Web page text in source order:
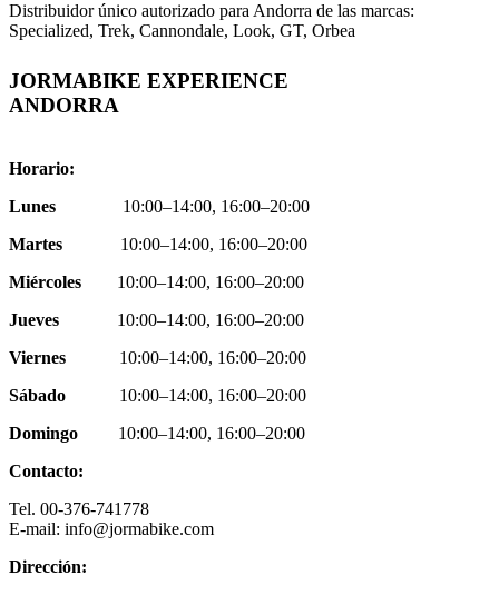
Distribuidor único autorizado para Andorra de las marcas:
Specialized, Trek, Cannondale, Look, GT, Orbea
JORMABIKE EXPERIENCE
ANDORRA
Horario:
Lunes
10:00–14:00, 16:00–20:00
Martes
10:00–14:00, 16:00–20:00
Miércoles
10:00–14:00, 16:00–20:00
Jueves
10:00–14:00, 16:00–20:00
Viernes
10:00–14:00, 16:00–20:00
Sábado
10:00–14:00, 16:00–20:00
Domingo
10:00–14:00, 16:00–20:00
Contacto:
Tel. 00-376-741778
E-mail: info@jormabike.com
Dirección: